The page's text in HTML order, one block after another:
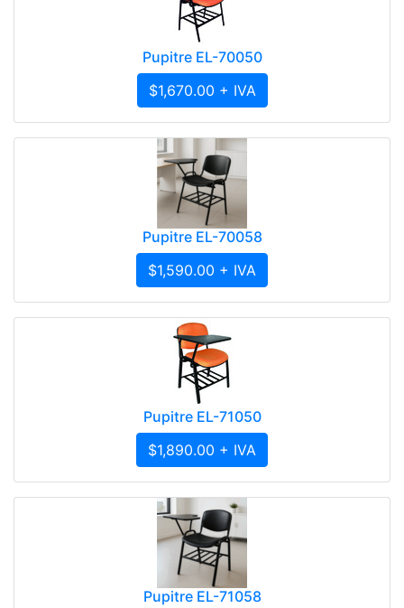
Pupitre EL-70050
$1,670.00 + IVA
Pupitre EL-70058
$1,590.00 + IVA
Pupitre EL-71050
$1,890.00 + IVA
Pupitre EL-71058